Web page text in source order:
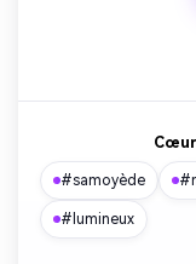
#samoyède
#lumineux